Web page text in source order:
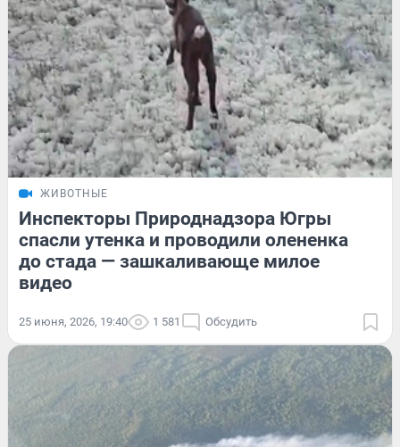
ЖИВОТНЫЕ
Инспекторы Природнадзора Югры
спасли утенка и проводили олененка
до стада — зашкаливающе милое
видео
25 июня, 2026, 19:40 1 581 Обсудить